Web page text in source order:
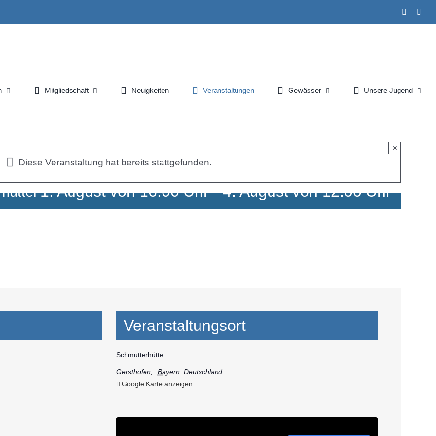
Facebook
Mitgliedschaft Neuigkeiten Veranstaltungen Gewässer Unsere Jugend
Diese Veranstaltung hat bereits stattgefunden.
×
1. August von 16:00 Uhr-4. August von 12:00 Uhr
Veranstaltungsort
Schmutterhütte
Gersthofen Bayern
Deutschland
Google Karte anzeigen